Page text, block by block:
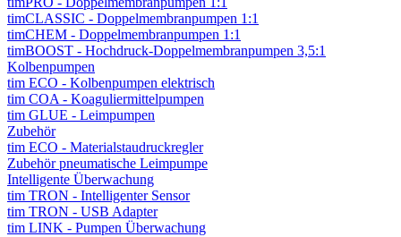
timCLASSIC - Doppelmembranpumpen 1:1
timCHEM - Doppelmembranpumpen 1:1
timBOOST - Hochdruck-Doppelmembranpumpen 3,5:1
Kolbenpumpen
tim ECO - Kolbenpumpen elektrisch
tim COA - Koaguliermittelpumpen
tim GLUE - Leimpumpen
Zubehör
tim ECO - Materialstaudruckregler
Zubehör pneumatische Leimpumpe
Intelligente Überwachung
tim TRON - Intelligenter Sensor
tim TRON - USB Adapter
tim LINK - Pumpen Überwachung